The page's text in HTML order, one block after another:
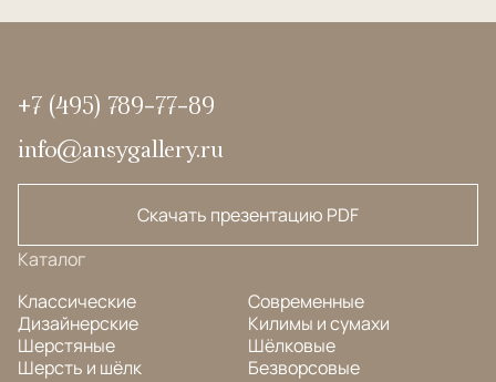
+7 (495) 789-77-89
info@ansygallery.ru
Скачать презентацию PDF
Каталог
Классические
Дизайнерские
Шерстяные
Шерсть и шёлк
Современные
Килимы и сумахи
Шёлковые
Безворсовые